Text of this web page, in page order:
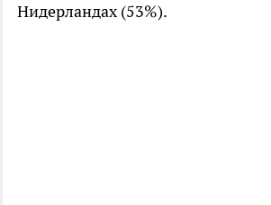
Нидерландах (53%).